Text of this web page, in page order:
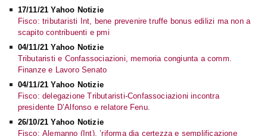
17/11/21 Yahoo Notizie
Fisco: tributaristi Int, bene prevenire truffe bonus edilizi ma non a
scapito contribuenti e pmi
04/11/21 Yahoo Notizie
Tributaristi e Confassociazioni, memoria congiunta a comm.
Finanze e Lavoro Senato
04/11/21 Yahoo Notizie
Fisco: delegazione Tributaristi-Confassociazioni incontra
presidente D’Alfonso e relatore Fenu.
26/10/21 Yahoo Notizie
Fisco: Alemanno (Int), ’riforma dia certezza e semplificazione